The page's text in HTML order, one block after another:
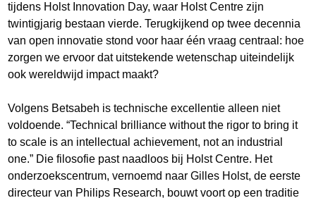
tijdens Holst Innovation Day, waar Holst Centre zijn
twintigjarig bestaan vierde. Terugkijkend op twee decennia
van open innovatie stond voor haar één vraag centraal: hoe
zorgen we ervoor dat uitstekende wetenschap uiteindelijk
ook wereldwijd impact maakt?
Volgens Betsabeh is technische excellentie alleen niet
voldoende. “Technical brilliance without the rigor to bring it
to scale is an intellectual achievement, not an industrial
one.” Die filosofie past naadloos bij Holst Centre. Het
onderzoekscentrum, vernoemd naar Gilles Holst, de eerste
directeur van Philips Research, bouwt voort op een traditie